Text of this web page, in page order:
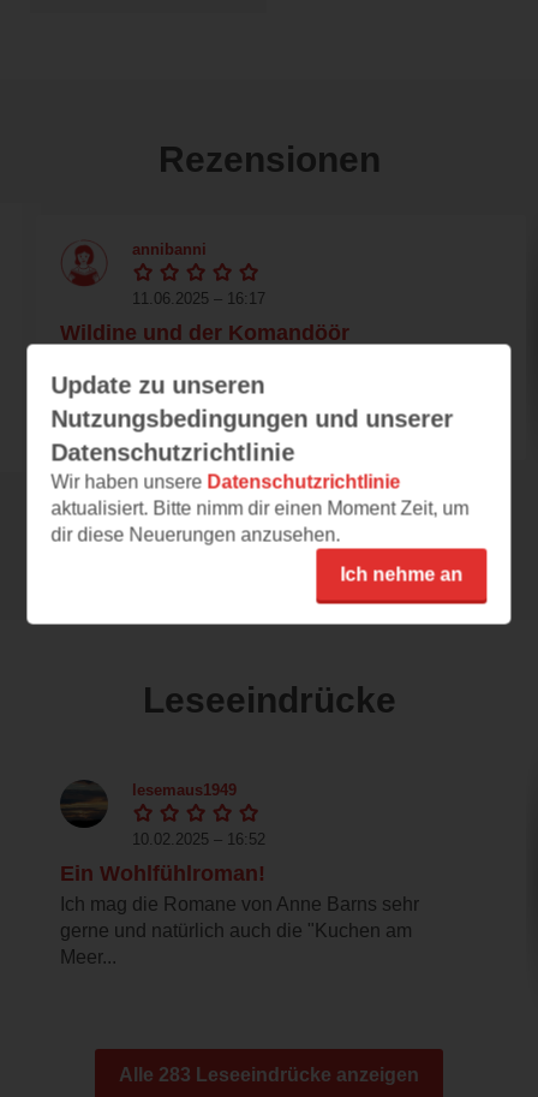
Rezensionen
annibanni
11.06.2025 – 16:17
Wildine und der Komandöör
sechsjährigen Tochter Leni in Kassel und
arbeitet als Konditorin....
Alle 131 Rezensionen anzeigen
Leseeindrücke
lesemaus1949
10.02.2025 – 16:52
Ein Wohlfühlroman!
Ich mag die Romane von Anne Barns sehr
gerne und natürlich auch die "Kuchen am
Meer...
Alle 283 Leseeindrücke anzeigen
Update zu unseren
Nutzungsbedingungen und unserer
Datenschutzrichtlinie
Wir haben unsere Datenschutzrichtlinie
aktualisiert. Bitte nimm dir einen Moment Zeit, um
dir diese Neuerungen anzusehen.
Ich nehme an